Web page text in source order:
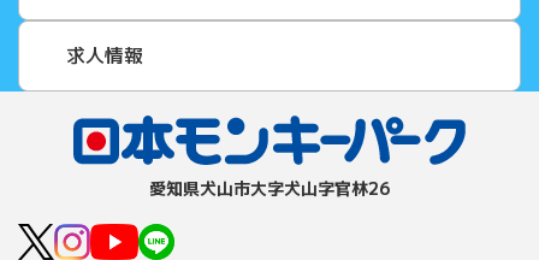
求人情報
愛知県⽝⼭市⼤字⽝⼭字官林26